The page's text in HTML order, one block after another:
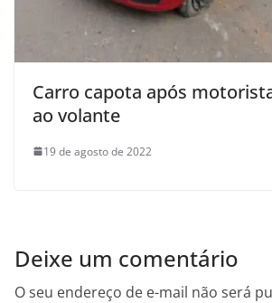
Carro capota após
ao volante
19 de agosto de 2022
Deixe um comentário
O seu endereço de e-mail não será